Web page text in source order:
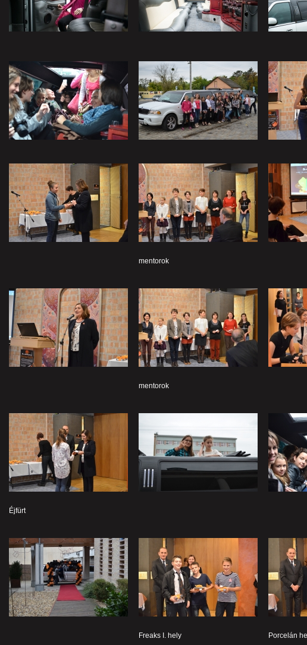
mentorok
mentorok
Éjfürt
Freaks I. hely Porcelán